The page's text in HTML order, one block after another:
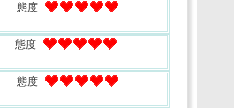
態度
態度
態度